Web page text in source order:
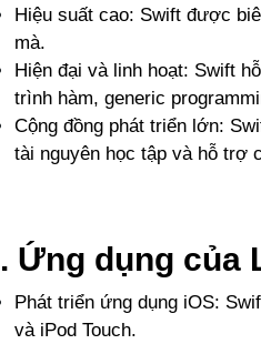
Hiệu suất cao: Swift được
mà.
Hiện đại và linh hoạt: Swift
trình hàm, generic
Cộng đồng phát triển lớn:
tài nguyên học tập và hỗ trợ
Ứng dụng của
Phát triển ứng dụng iOS:
và iPod Touch.